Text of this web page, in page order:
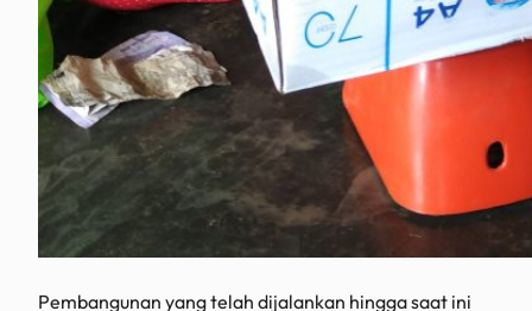
Pembangunan yang telah dijalankan hingga saat ini